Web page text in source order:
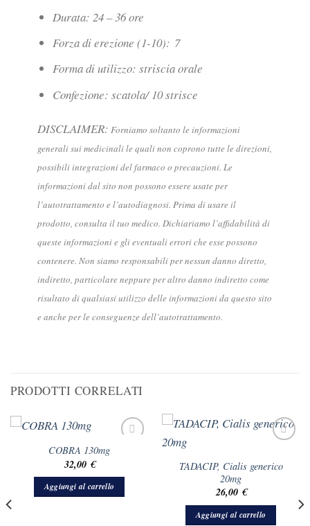
Durata: 24 – 36 ore
Forza di erezione (1-10): 7
Forma di utilizzo: striscia orale
Confezione: scatola/ 10 strisce
DISCLAIMER: Forniamo soltanto le informazioni
generali sui medicinali le quali non coprono tutte le direzioni,
possibili integrazioni del farmaco o precauzioni. Le
informazioni dal sito non possono essere usate per
l’autotrattamento e l’autodiagnosi. Prima di usare il
prodotto, consulta il tuo medico. Dichiariamo l’affidabilità di
queste informazioni e gli eventuali errori che esse possono
contenere. Non siamo responsabili per nessun danno diretto,
indiretto, particolare neppure per altro danno indiretto come
risultato di qualsiasi utilizzo delle informazioni da questo sito
e anche per le conseguenze dell’autotrattamento.
PRODOTTI CORRELATI
COBRA 130mg
32,00 €
Aggiungi al carrello
TADACIP, Cialis generico
20mg
26,00 €
Aggiungi al carrello